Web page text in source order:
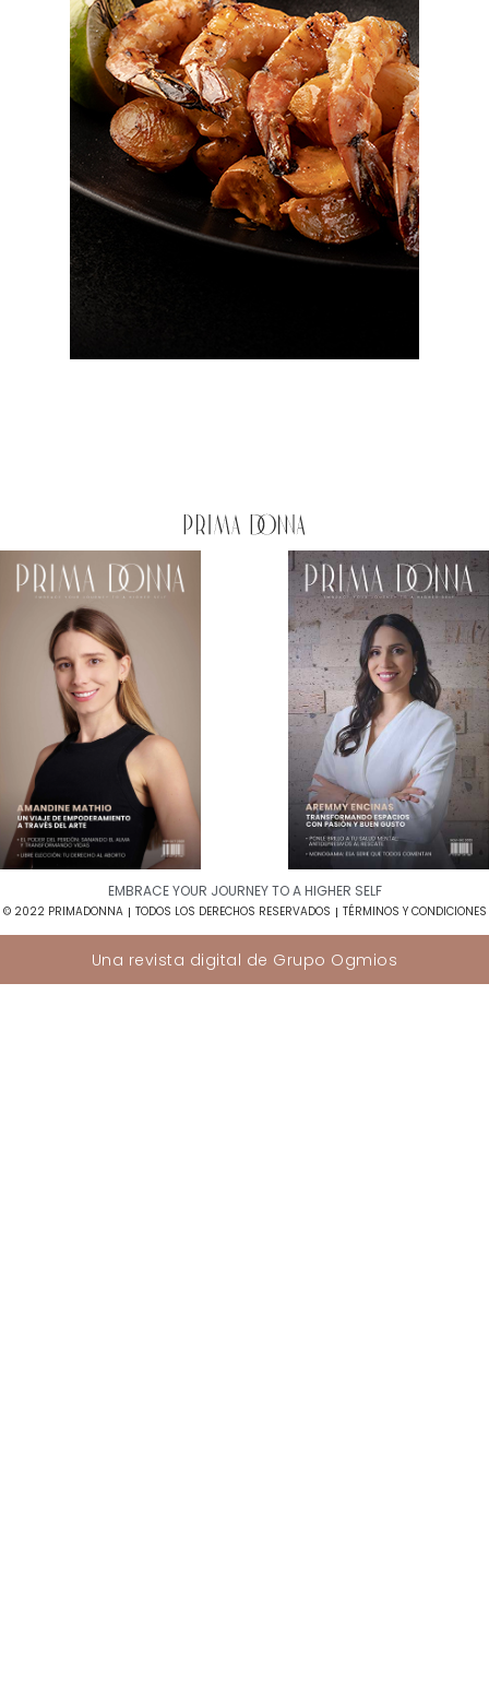
EMBRACE YOUR JOURNEY TO A HIGHER SELF​
© 2022 PRIMADONNA TODOS LOS DERECHOS RESERVADOS TÉRMINOS Y CONDICIONES
Una revista digital de Grupo Ogmios